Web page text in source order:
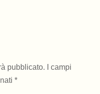
pubblicato.
I campi
*